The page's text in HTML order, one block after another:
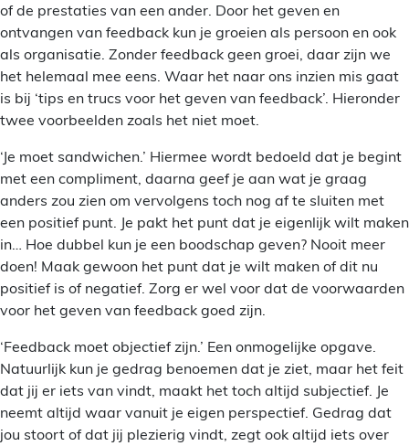
of de prestaties van een ander. Door het geven en
ontvangen van feedback kun je groeien als persoon en ook
als organisatie. Zonder feedback geen groei, daar zijn we
het helemaal mee eens. Waar het naar ons inzien mis gaat
is bij ‘tips en trucs voor het geven van feedback’. Hieronder
twee voorbeelden zoals het niet moet.
‘Je moet sandwichen.’ Hiermee wordt bedoeld dat je begint
met een compliment, daarna geef je aan wat je graag
anders zou zien om vervolgens toch nog af te sluiten met
een positief punt. Je pakt het punt dat je eigenlijk wilt maken
in… Hoe dubbel kun je een boodschap geven? Nooit meer
doen! Maak gewoon het punt dat je wilt maken of dit nu
positief is of negatief. Zorg er wel voor dat de voorwaarden
voor het geven van feedback goed zijn.
‘Feedback moet objectief zijn.’ Een onmogelijke opgave.
Natuurlijk kun je gedrag benoemen dat je ziet, maar het feit
dat jij er iets van vindt, maakt het toch altijd subjectief. Je
neemt altijd waar vanuit je eigen perspectief. Gedrag dat
jou stoort of dat jij plezierig vindt, zegt ook altijd iets over